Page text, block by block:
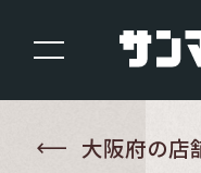
大阪府の店